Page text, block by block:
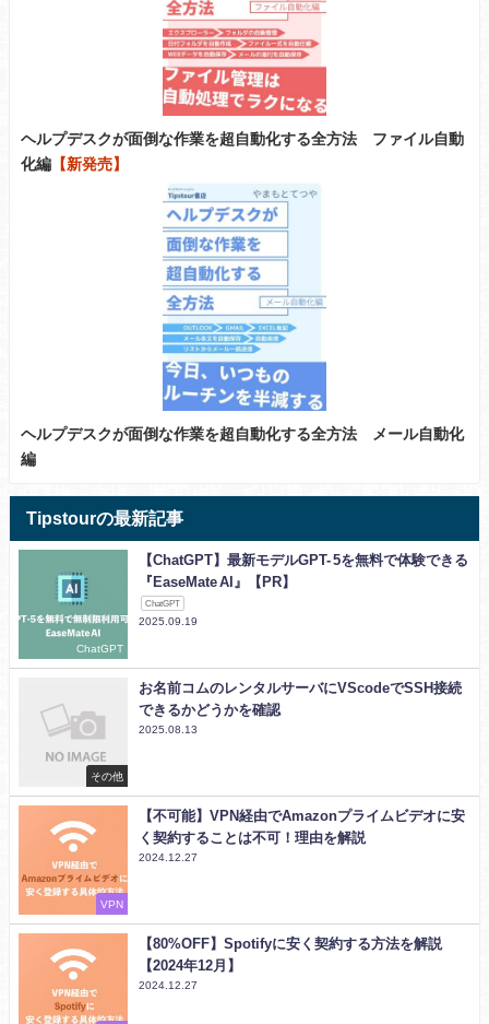
ヘルプデスクが面倒な作業を超自動化する全方法 ファイル自動
化編 【新発売】
ヘルプデスクが面倒な作業を超自動化する全方法 メール自動化
編
Tipstourの最新記事
ChatGPT
【ChatGPT】最新モデルGPT- 5を無料で体験できる
『EaseMate AI』【PR】
ChatGPT
2025.09.19
その他
お名前コムのレンタルサーバにVScodeでSSH接続
できるかどうかを確認
2025.08.13
VPN
【不可能】VPN経由でAmazonプライムビデオに安
く契約することは不可！理由を解説
2024.12.27
【80%OFF】Spotifyに安く契約する方法を解説
【2024年12月】
2024.12.27